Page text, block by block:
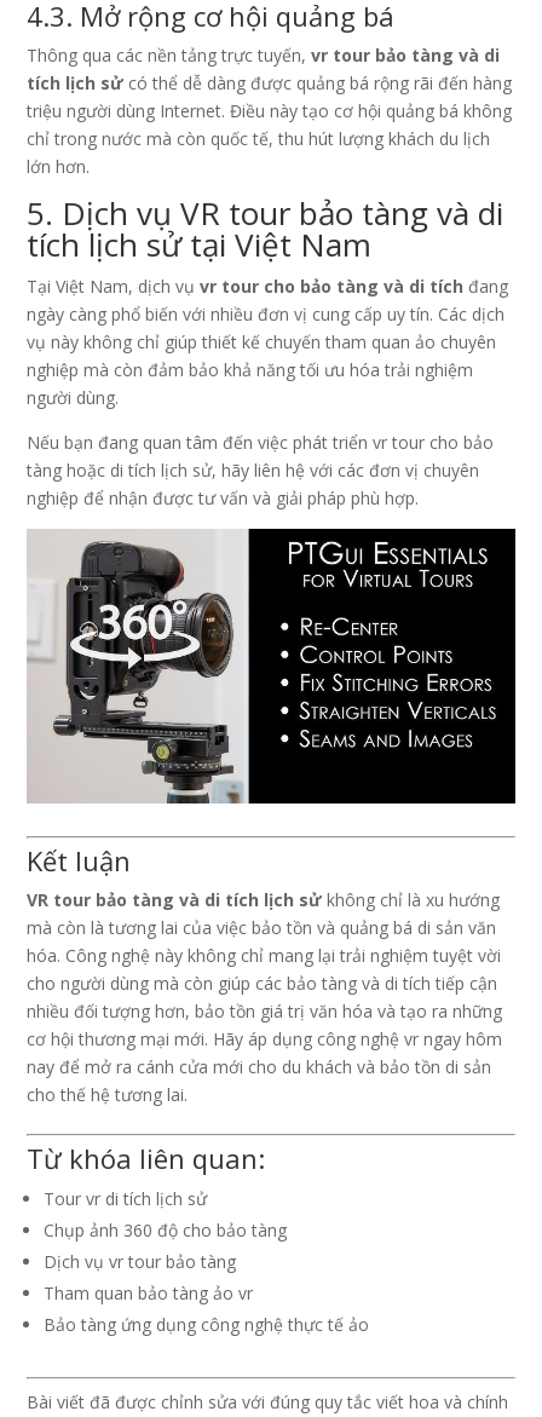
4.3. Mở rộng cơ hội quảng bá
Thông qua các nền tảng trực tuyến,vr tour bảo tàng và di
tích lịch sửcó thể dễ dàng được quảng bá rộng rãi đến hàng
triệu người dùng Internet. Điều này tạo cơ hội quảng bá không
chỉ trong nước mà còn quốc tế, thu hút lượng khách du lịch
lớn hơn.
5. Dịch vụ VR tour bảo tàng và di
tích lịch sử tại Việt Nam
Tại Việt Nam, dịch vụvr tour cho bảo tàng và di tích đang
ngày càng phổ biến với nhiều đơn vị cung cấp uy tín. Các dịch
vụ này không chỉ giúp thiết kế chuyến tham quan ảo chuyên
nghiệp mà còn đảm bảo khả năng tối ưu hóa trải nghiệm
người dùng.
Nếu bạn đang quan tâm đến việc phát triển vr tour cho bảo
tàng hoặc di tích lịch sử, hãy liên hệ với các đơn vị chuyên
nghiệp để nhận được tư vấn và giải pháp phù hợp.
Kết luận
VR tour bảo tàng và di tích lịch sửkhông chỉ là xu hướng
mà còn là tương lai của việc bảo tồn và quảng bá di sản văn
hóa. Công nghệ này không chỉ mang lại trải nghiệm tuyệt vời
cho người dùng mà còn giúp các bảo tàng và di tích tiếp cận
nhiều đối tượng hơn, bảo tồn giá trị văn hóa và tạo ra những
cơ hội thương mại mới. Hãy áp dụng công nghệ vr ngay hôm
nay để mở ra cánh cửa mới cho du khách và bảo tồn di sản
cho thế hệ tương lai.
Từ khóa liên quan:
Tour vr di tích lịch sử
Chụp ảnh 360 độ cho bảo tàng
Dịch vụ vr tour bảo tàng
Tham quan bảo tàng ảo vr
Bảo tàng ứng dụng công nghệ thực tế ảo
Bài viết đã được chỉnh sửa với đúng quy tắc viết hoa và chính